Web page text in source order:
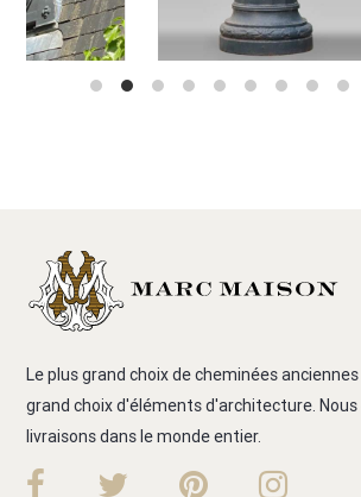
Le plus grand choix de cheminées
grand choix d'éléments d'architecture.
livraisons dans le monde entier.